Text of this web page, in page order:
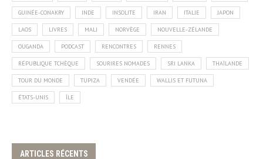
GUINÉE-CONAKRY INDE INSOLITE IRAN ITALIE JAPON
LAOS LIVRES MALI NORVÈGE NOUVELLE-ZÉLANDE
OUGANDA PODCAST RENCONTRES RENNES
RÉPUBLIQUE TCHÈQUE SOURIRES NOMADES SRI LANKA THAÏLANDE
TOUR DU MONDE TUPIZA VENDÉE WALLIS ET FUTUNA
ÉTATS-UNIS ÎLE
ARTICLES RÉCENTS